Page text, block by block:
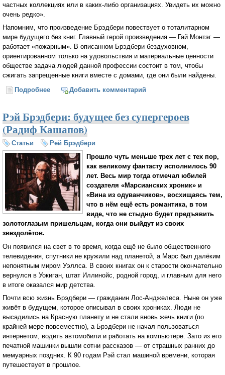
частных коллекциях или в каких-либо организациях. Увидеть их можно
очень редко».
Напомним, что произведение Брэдбери повествует о тоталитарном
мире будущего без книг. Главный герой произведения — Гай Монтэг —
работает «пожарным». В описанном Брэдбери бездуховном,
ориентированном только на удовольствия и материальные ценности
обществе задача людей данной профессии состоит в том, чтобы
сжигать запрещенные книги вместе с домами, где они были найдены.
Подробнее о Уникальная книга Рэя Брэдбери продана в Нью-
Добавить комментарий
Рэй Брэдбери: будущее без супергероев
(Радиф Кашапов)
Статьи
Рей Брэдбери
Прошло чуть меньше трех лет с тех пор,
как великому фантасту исполнилось 90
лет. Весь мир тогда отмечал юбилей
создателя «Марсианских хроник» и
«Вина из одуванчиков», восхищаясь тем,
что в нём ещё есть романтика, в том
виде, что не стыдно будет предъявить
золотоглазым пришельцам, когда они выйдут из своих
звездолётов.
Он появился на свет в то время, когда ещё не было общественного
телевидения, спутники не кружили над планетой, а Марс был далёким
непонятным миром Уэллса. В своих книгах он к старости окончательно
вернулся в Уокиган, штат Иллинойс, родной город, и главным для него
в итоге оказался мир детства.
Почти всю жизнь Брэдбери — гражданин Лос-Анджелеса. Ныне он уже
живёт в будущем, которое описывал в своих хрониках. Люди не
высадились на Красную планету и не стали вновь жечь книги (по
крайней мере повсеместно), а Брэдбери не начал пользоваться
интернетом, водить автомобили и работать на компьютере. Зато из его
печатной машинки вышли сотни рассказов — от страшных ранних до
мемуарных поздних. К 90 годам Рэй стал машиной времени, которая
путешествует в прошлое.